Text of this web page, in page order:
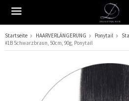
Das Produkt wurde in Ihren
Startseite HAARVERLÄNGERUNG Ponytail
#1B Schwarzbraun, 50cm, 90g, Ponytail